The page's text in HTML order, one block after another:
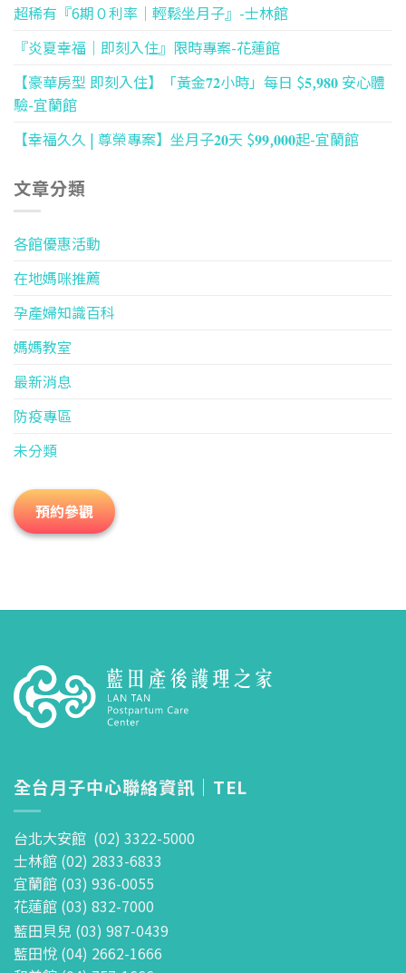
超稀有『6期０利率｜輕鬆坐月子』-士林館
『炎夏幸福｜即刻入住』限時專案-花蓮館
【豪華房型 即刻入住】「黃金𝟕𝟐小時」每日 $𝟓,𝟗𝟖𝟎 安心體
驗-宜蘭館
【幸福久久 | 尊榮專案】坐月子𝟐𝟎天 $𝟗𝟗,𝟎𝟎𝟎起-宜蘭館
文章分類
各館優惠活動
在地媽咪推薦
孕產婦知識百科
媽媽教室
最新消息
防疫專區
未分類
預約參觀
全台月子中心聯絡資訊｜TEL
台北大安館 (02) 3322-5000
士林館 (02) 2833-6833
宜蘭館 (03) 936-0055
花蓮館 (03) 832-7000
藍田貝兒 (03) 987-0439
藍田悅 (04) 2662-1666